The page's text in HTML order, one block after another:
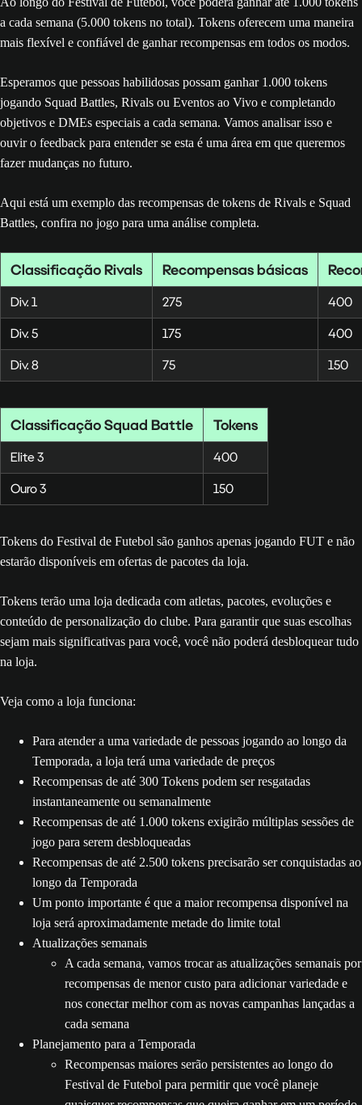
a cada semana (5.000 tokens no total). Tokens oferecem uma maneira
mais flexível e confiável de ganhar recompensas em todos os modos.
Esperamos que pessoas habilidosas possam ganhar 1.000 tokens
jogando Squad Battles, Rivals ou Eventos ao Vivo e completando
objetivos e DMEs especiais a cada semana. Vamos analisar isso e
ouvir o feedback para entender se esta é uma área em que queremos
fazer mudanças no futuro.
Aqui está um exemplo das recompensas de tokens de Rivals e Squad
Battles, confira no jogo para uma análise completa.
Classificação Rivals Recompensas básicas
Div. 1 275
400
Div. 5
175
400
Div. 8
75 150
Classificação Squad Battle Tokens
Elite 3
400
Ouro 3
150
Tokens do Festival de Futebol são ganhos apenas jogando FUT e não
estarão disponíveis em ofertas de pacotes da loja.
Tokens terão uma loja dedicada com atletas, pacotes, evoluções e
conteúdo de personalização do clube. Para garantir que suas escolhas
sejam mais significativas para você, você não poderá desbloquear tudo
na loja.
Veja como a loja funciona:
Para atender a uma variedade de pessoas jogando ao longo da
Temporada, a loja terá uma variedade de preços
Recompensas de até 300 Tokens podem ser resgatadas
instantaneamente ou semanalmente
Recompensas de até 1.000 tokens exigirão múltiplas sessões de
jogo para serem desbloqueadas
Recompensas de até 2.500 tokens precisarão ser conquistadas ao
longo da Temporada
Um ponto importante é que a maior recompensa disponível na
loja será aproximadamente metade do limite total
Atualizações semanais
A cada semana, vamos trocar as atualizações semanais por
recompensas de menor custo para adicionar variedade e
nos conectar melhor com as novas campanhas lançadas a
cada semana
Planejamento para a Temporada
Recompensas maiores serão persistentes ao longo do
Festival de Futebol para permitir que você planeje